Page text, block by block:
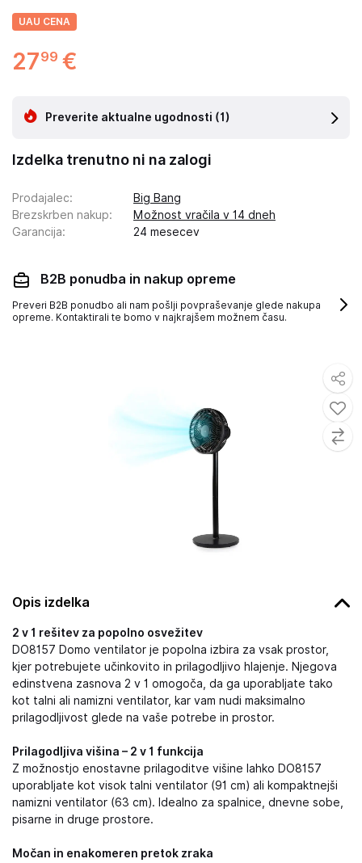
Opis izdelka
2 v 1 rešitev za popolno osvežitev
DO8157 Domo ventilator je popolna izbira za vsak prostor,
kjer potrebujete učinkovito in prilagodljivo hlajenje. Njegova
edinstvena zasnova 2 v 1 omogoča, da ga uporabljate tako
kot talni ali namizni ventilator, kar vam nudi maksimalno
prilagodljivost glede na vaše potrebe in prostor.
Prilagodljiva višina – 2 v 1 funkcija
Z možnostjo enostavne prilagoditve višine lahko DO8157
uporabljate kot visok talni ventilator (91 cm) ali kompaktnejši
namizni ventilator (63 cm). Idealno za spalnice, dnevne sobe,
pisarne in druge prostore.
Močan in enakomeren pretok zraka
UAU CENA
2799 €
Preverite aktualne ugodnosti (1)
Izdelka trenutno ni na zalogi
Prodajalec:
Big Bang
Brezskrben nakup:
Možnost vračila v 14 dneh
Garancija: 24 mesecev
B2B ponudba in nakup opreme
Preveri B2B ponudbo ali nam pošlji povpraševanje glede nakupa
opreme. Kontaktirali te bomo v najkrajšem možnem času.